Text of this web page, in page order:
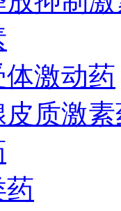
激动药
质激
药